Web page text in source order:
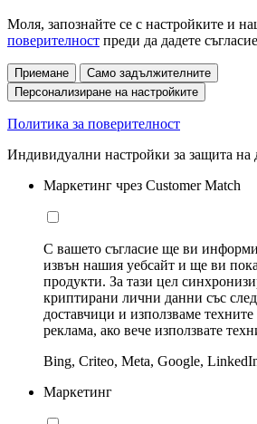
Моля, запознайте се с настройките и
поверителност преди да дадете
Приемане
Само задължителните
Персонализиране на настройките
Политика за поверителност
Индивидуални настройки за защита на
Маркетинг чрез Customer Match
С вашето съгласие ще ви
извън нашия уебсайт и ще ви
продукти. За тази цел
криптирани лични данни със
доставчици и използваме
реклама, ако вече използвате
Bing, Criteo, Meta, Google,
Маркетинг